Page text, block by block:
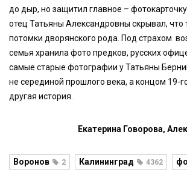
до дыр, но защитил главное –
отец Татьяны Александровны скрывал, что
потомки дворянского рода. Под страхом
семья хранила фото предков, русских
самые старые фотографии у Татьяны
не серединой прошлого века, а концом 19-
другая история.
Екатерина Говорова,
Воронов 2 Калининград 4362